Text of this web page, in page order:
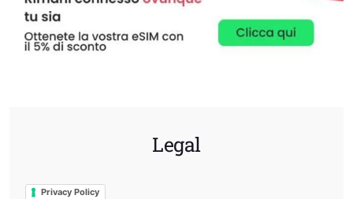
Legal
Privacy Policy